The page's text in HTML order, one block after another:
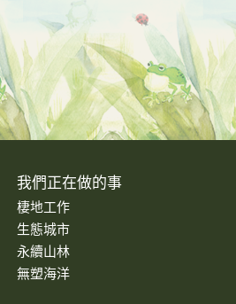
我們正在做的事
棲地工作
生態城市
永續山林
無塑海洋